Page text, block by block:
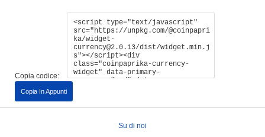
Copia codice:
Copia In Appunti
Su di noi